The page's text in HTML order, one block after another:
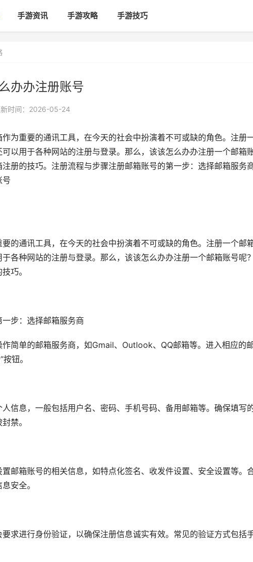
手游资讯 手游攻略 手游技巧
办办注册账号
时间：2026-05-24
为重要的通讯工具，在今天的社会中扮演着不可或缺的角色。注册
以用于各种网站的注册与登录。那么，该该怎么办办注册一个邮箱
册的技巧。注册流程与步骤注册邮箱账号的第一步：选择邮箱服务
号
的通讯工具，在今天的社会中扮演着不可或缺的角色。注册一个邮
各种网站的注册与登录。那么，该该怎么办办注册一个邮箱账号呢
巧。
步：选择邮箱服务商
作简单的邮箱服务商，如Gmail、Outlook、QQ邮箱等。进入相应的
钮。
信息，一般包括用户名、密码、手机号码、备用邮箱等。确保填写
禁。
邮箱账号的相关信息，如特点化签名、收发件设置、安全设置等。
安全。
求进行身份验证，以确保注册信息诚实有效。常见的验证方式包括